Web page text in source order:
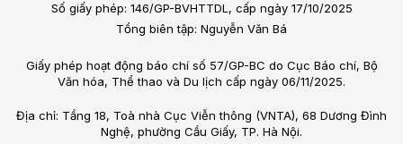
Số giấy phép: 146/GP-BVHTTDL, cấp ngày 17/10/2025
Tổng biên tập: Nguyễn Văn Bá
Giấy phép hoạt động báo chí số 57/GP-BC do Cục Báo chí, Bộ
Văn hóa, Thể thao và Du lịch cấp ngày 06/11/2025.
Địa chỉ: Tầng 18, Toà nhà Cục Viễn thông (VNTA), 68 Dương Đình
Nghệ, phường Cầu Giấy, TP. Hà Nội.